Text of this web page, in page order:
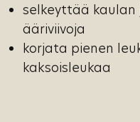
selkeyttää kaulan
ääriviivoja
korjata pienen
kaksoisleukaa